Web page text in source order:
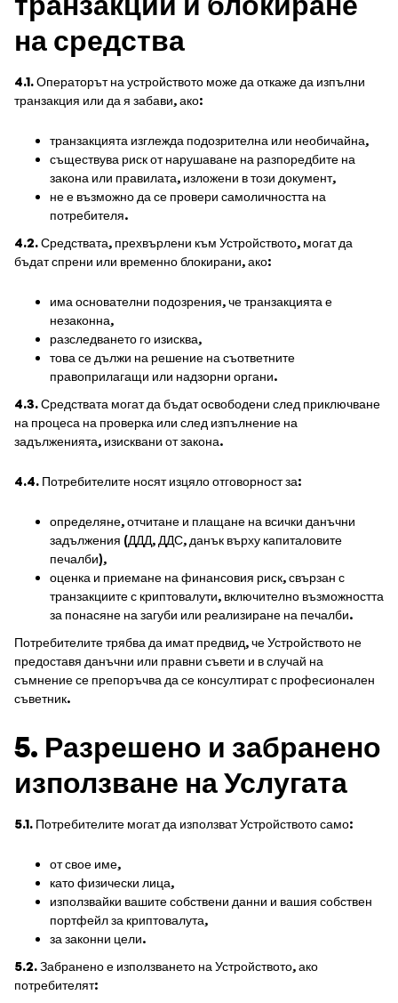
на средства
4.1.Операторът на устройството може да откаже да изпълни
транзакция или да я забави, ако:
транзакцията изглежда подозрителна или необичайна,
съществува риск от нарушаване на разпоредбите на
закона или правилата, изложени в този документ,
не е възможно да се провери самоличността на
потребителя.
4.2.Средствата, прехвърлени към Устройството, могат да
бъдат спрени или временно блокирани, ако:
има основателни подозрения, че транзакцията е
незаконна,
разследването го изисква,
това се дължи на решение на съответните
правоприлагащи или надзорни органи.
4.3.Средствата могат да бъдат освободени след приключване
на процеса на проверка или след изпълнение на
задълженията, изисквани от закона.
4.4. Потребителите носят изцяло отговорност за:
определяне, отчитане и плащане на всички данъчни
задължения (ДДД, ДДС, данък върху капиталовите
печалби),
оценка и приемане на финансовия риск, свързан с
транзакциите с криптовалути, включително възможността
за понасяне на загуби или реализиране на печалби.
Потребителите трябва да имат предвид, че Устройството не
предоставя данъчни или правни съвети и в случай на
съмнение се препоръчва да се консултират с професионален
съветник.
5. Разрешено и забранено
използване на Услугата
5.1. Потребителите могат да използват Устройството само:
от свое име,
като физически лица,
използвайки вашите собствени данни и вашия собствен
портфейл за криптовалута,
за законни цели.
5.2.Забранено е използването на Устройството, ако
потребителят: